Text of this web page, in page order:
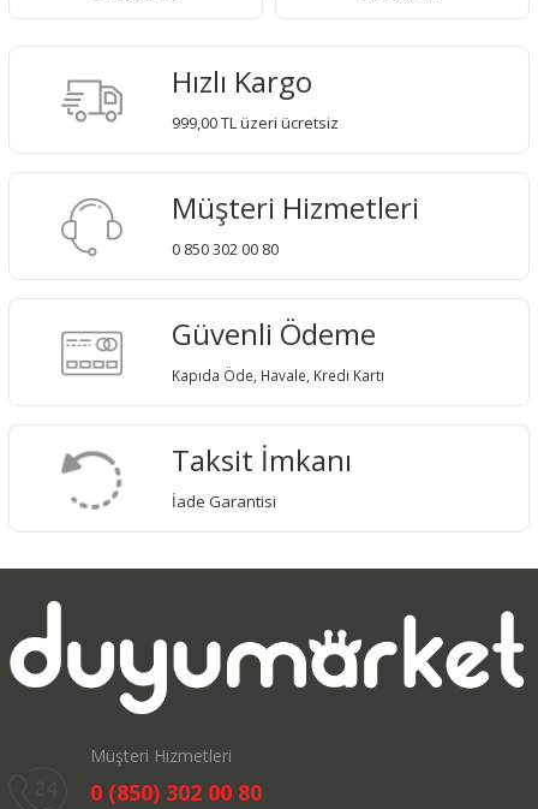
Hızlı Kargo
999,00 TL üzeri ücretsiz
Müşteri Hizmetleri
0 850 302 00 80
Güvenli Ödeme
Kapıda Öde, Havale, Kredi Kartı
Taksit İmkanı
İade Garantisi
Müşteri Hizmetleri
0 (850) 302 00 80